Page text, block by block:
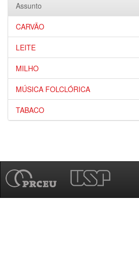
Assunto
CARVÃO
LEITE
MILHO
MÚSICA FOLCLÓRICA
TABACO